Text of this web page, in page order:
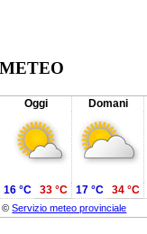
METEO
Oggi Domani
©Servizio meteo provinciale
16 °C 33 °C 17 °C 34 °C